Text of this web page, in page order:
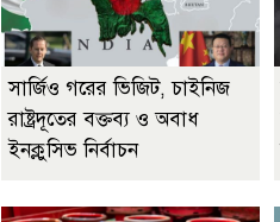
সার্জিও গরের ভিজিট, চাইনিজ
রাষ্ট্রদূতের বক্তব্য ও অবাধ
ইনক্লুসিভ নির্বাচন